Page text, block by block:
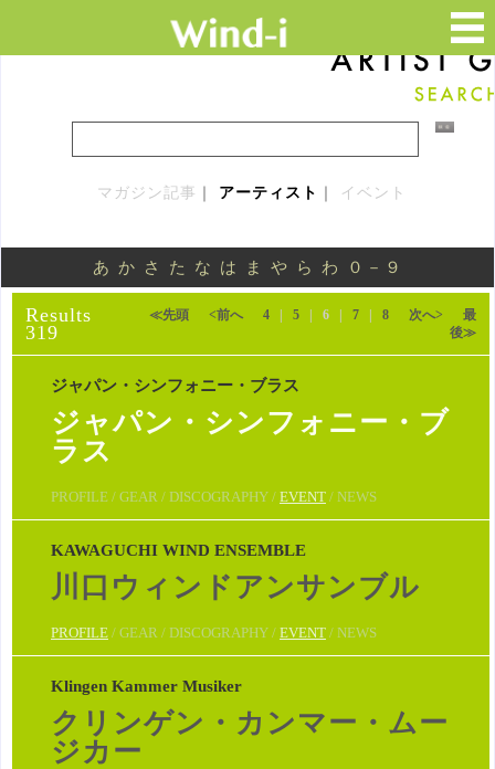
マガジン記事 アーティスト イベント
あ か さ た な は ま や ら わ ０－９
Results
319
≪先頭 <前へ 4 5 6 7 8 次へ>
最
後≫
ジャパン・シンフォニー・ブラス
ジャパン・シンフォニー・ブ
ラス
PROFILE / GEAR / DISCOGRAPHY / EVENT / NEWS
KAWAGUCHI WIND ENSEMBLE
川口ウィンドアンサンブル
PROFILE / GEAR / DISCOGRAPHY / EVENT / NEWS
Klingen Kammer Musiker
クリンゲン・カンマー・ムー
ジカー